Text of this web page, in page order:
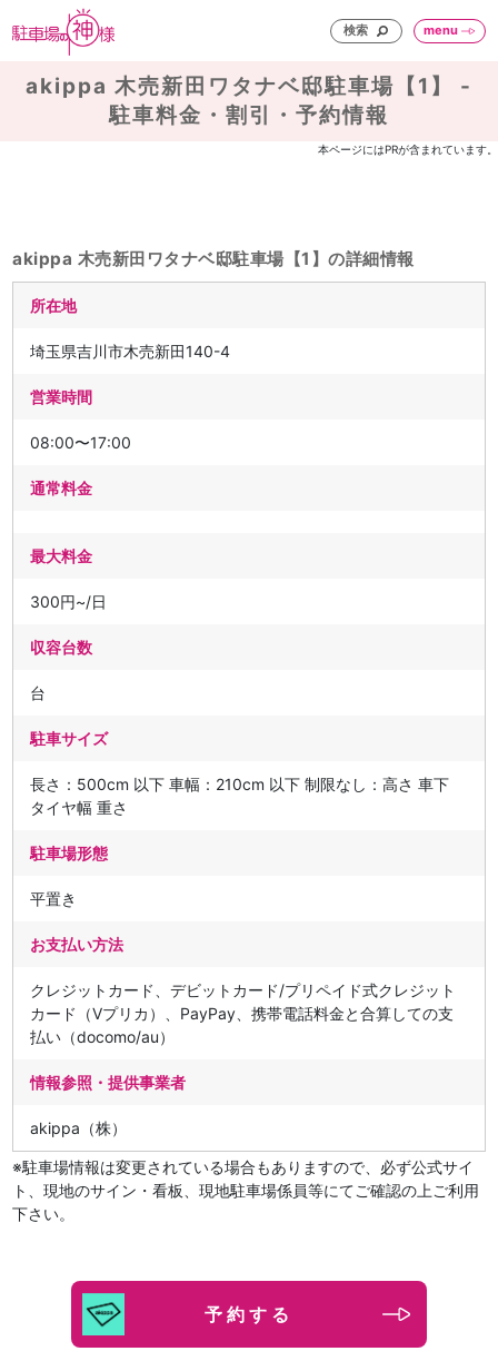
検索 menu
akippa 木売新田ワタナベ邸駐車場【1】 -
駐車料金・割引・予約情報
本ページにはPRが含まれています。
akippa 木売新田ワタナベ邸駐車場【1】の詳細情報
所在地
埼玉県吉川市木売新田140-4
営業時間
08:00〜17:00
通常料金
最大料金
300円~/日
収容台数
台
駐車サイズ
長さ：500cm 以下 車幅：210cm 以下 制限なし：高さ 車下
タイヤ幅 重さ
駐車場形態
平置き
お支払い方法
クレジットカード、デビットカード/プリペイド式クレジット
カード（Vプリカ）、PayPay、携帯電話料金と合算しての支
払い（docomo/au）
情報参照・提供事業者
akippa（株）
※駐車場情報は変更されている場合もありますので、必ず公式サイ
ト、現地のサイン・看板、現地駐車場係員等にてご確認の上ご利用
下さい。
予約する